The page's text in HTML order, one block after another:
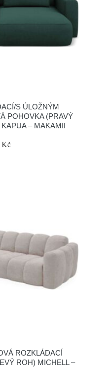
S ÚLOŽNÝM
POHOVKA (PRAVÝ
– MAKAMII
Kč
ROZKLÁDACÍ
ROH) MICHELL –